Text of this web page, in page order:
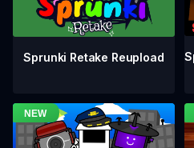
Sprunki Retake Reupload